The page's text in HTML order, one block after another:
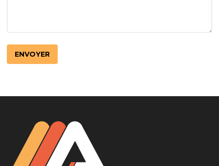
LotoMart
Бай Лото
escort barcelone
https://intimaties.net/es/category/woman-used-
used-panties-es/
eros houston
albanianescort